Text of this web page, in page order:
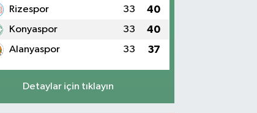
Rizespor 33 40
Konyaspor 33 40
Alanyaspor 33 37
Detaylar için tıklayın